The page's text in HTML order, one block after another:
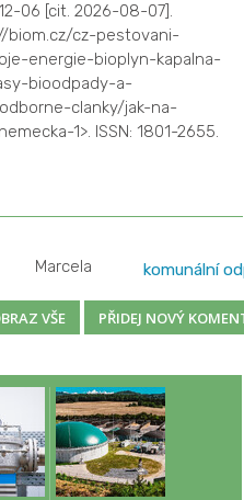
06 [cit. 2026-08-07].
biom.cz/cz-pestovani-
energie-bioplyn-kapalna-
bioodpady-a-
clanky/jak-na-
1>. ISSN: 1801-2655.
Marcela komunální